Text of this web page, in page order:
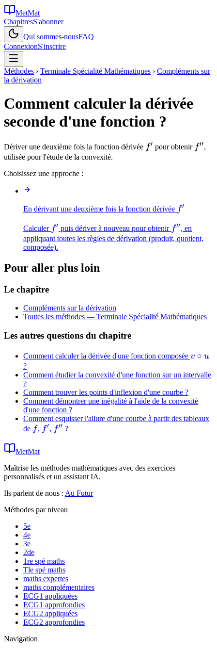
MetMat
ChapitresS'abonner
Qui sommes-nousFAQ
ConnexionS'inscrire
Méthodes › Terminale Spécialité Mathématiques › Compléments sur
la dérivation
Comment calculer la dérivée
seconde d'une fonction ?
Dériver une deuxième fois la fonction dérivée f'
f′ pour obtenir f''
f′′,
utilisée pour l'étude de la convexité.
Choisissez une approche :
En dérivant une deuxième fois la fonction dérivée f'
f′
Calculer f'
f′ puis dériver à nouveau pour obtenir f''
f′′, en
appliquant toutes les règles de dérivation (produit, quotient,
composée).
Pour aller plus loin
Le chapitre
Compléments sur la dérivation
Toutes les méthodes — Terminale Spécialité Mathématiques
Les autres questions du chapitre
Comment calculer la dérivée d'une fonction composée v
u
v ∘ u
?
Comment étudier la convexité d'une fonction sur un intervalle
?
Comment trouver les points d'inflexion d'une courbe ?
Comment démontrer une inégalité à l'aide de la convexité
d'une fonction ?
Comment esquisser l'allure d'une courbe à partir des tableaux
de ff, f'
f′, f''
f′′ ?
MetMat
Maîtrise les méthodes mathématiques avec des exercices
personnalisés et un assistant IA.
Ils parlent de nous : Au Futur
Méthodes par niveau
5e
4e
3e
2de
1re spé maths
Tle spé maths
maths expertes
maths complémentaires
ECG1 appliquées
ECG1 approfondies
ECG2 appliquées
ECG2 approfondies
Navigation